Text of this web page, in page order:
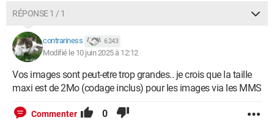
RÉPONSE 1 / 1
contrariness 6 243
Modifié le 10 juin 2025 à 12:12
Vos images sont peut-etre trop grandes.. je crois que la taille
maxi est de 2Mo (codage inclus) pour les images via les MMS
Commenter 0